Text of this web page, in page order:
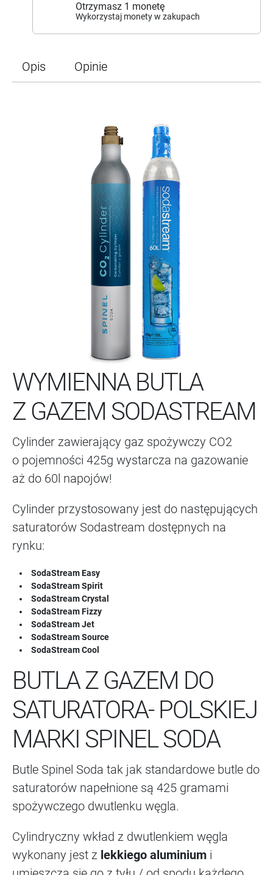
Otrzymasz 1 monetę
Wykorzystaj monety w zakupach
Opis Opinie
WYMIENNA BUTLA
Z GAZEM SODASTREAM
Cylinder zawierający gaz spożywczy CO2
o pojemności 425g wystarcza na gazowanie
aż do 60l napojów!
Cylinder przystosowany jest do następujących
saturatorów Sodastream dostępnych na
rynku:
SodaStream Easy
SodaStream Spirit
SodaStream Crystal
SodaStream Fizzy
SodaStream Jet
SodaStream Source
SodaStream Cool
BUTLA Z GAZEM DO
SATURATORA- POLSKIEJ
MARKI SPINEL SODA
Butle Spinel Soda tak jak standardowe butle do
saturatorów napełnione są 425 gramami
spożywczego dwutlenku węgla.
Cylindryczny wkład z dwutlenkiem węgla
wykonany jest z lekkiego aluminium i